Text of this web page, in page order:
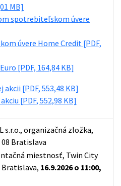
MB]
spotrebiteľskom úvere
úvere Home Credit [PDF,
[PDF, 164,84 KB]
akcii [PDF, 553,48 KB]
[PDF, 552,98 KB]
s.r.o., organizačná zložka,
08 Bratislava
miestnosť, Twin City
Bratislava, 16.9.2026 o 11:00,